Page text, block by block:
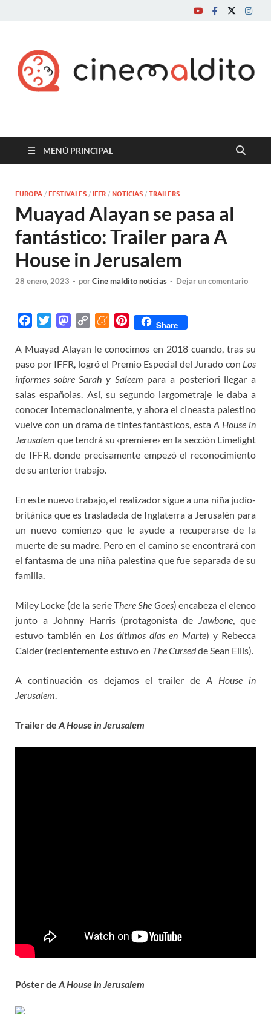
Cine maldito
MENÚ PRINCIPAL
EUROPA / FESTIVALES / IFFR / NOTICIAS / TRAILERS
Muayad Alayan se pasa al
fantástico: Trailer para A
House in Jerusalem
28 enero, 2023 - porCine maldito noticias - Dejar un comentario
c
e
b
o
o
k
i
t
t
e
r
M
s
t
o
d
o
n
p
y
L
i
n
k
M
n
e
a
m
e
P
n
t
e
r
e
s
t
Share
A Muayad Alayan le conocimos en 2018 cuando, tras su
paso por IFFR, logró el Premio Especial del Jurado con Los
informes sobre Sarah y Saleem para a posteriori llegar a
salas españolas. Así, su segundo largometraje le daba a
conocer internacionalmente, y ahora el cineasta palestino
vuelve con un drama de tintes fantásticos, estaA House in
Jerusalem que tendrá su ‹premiere› en la sección Limelight
de IFFR, donde precisamente empezó el reconocimiento
de su anterior trabajo.
En este nuevo trabajo, el realizador sigue a una niña judío-
británica que es trasladada de Inglaterra a Jerusalén para
un nuevo comienzo que le ayude a recuperarse de la
muerte de su madre. Pero en el camino se encontrará con
el fantasma de una niña palestina que fue separada de su
familia.
Miley Locke (de la serie There She Goes) encabeza el elenco
junto a Johnny Harris (protagonista de Jawbone, que
estuvo también en Los últimos días en Marte) y Rebecca
Calder (recientemente estuvo en The Cursedde Sean Ellis).
A continuación os dejamos el trailer de A House in
Jerusalem.
Trailer de A House in Jerusalem
Póster de A House in Jerusalem